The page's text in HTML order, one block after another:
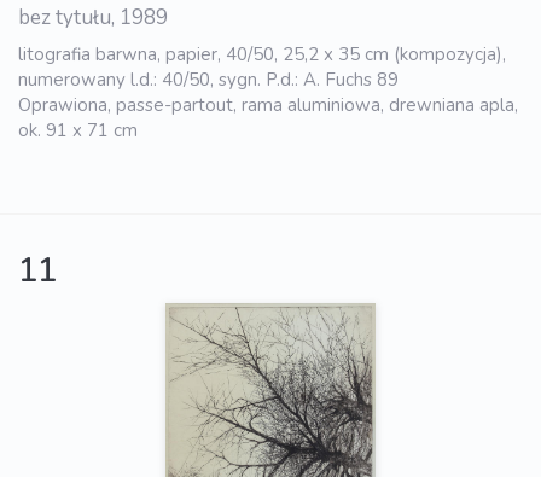
bez tytułu, 1989
litografia barwna, papier, 40/50, 25,2 x 35 cm (kompozycja),
numerowany l.d.: 40/50, sygn. P.d.: A. Fuchs 89
Oprawiona, passe-partout, rama aluminiowa, drewniana apla,
ok. 91 x 71 cm
11